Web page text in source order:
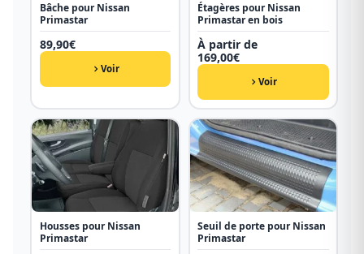
Bâche pour Nissan
Primastar
89,90€
Voir
Étagères pour Nissan
Primastar en bois
À partir de
169,00€
Voir
Housses pour Nissan
Primastar
Seuil de porte pour Nissan
Primastar